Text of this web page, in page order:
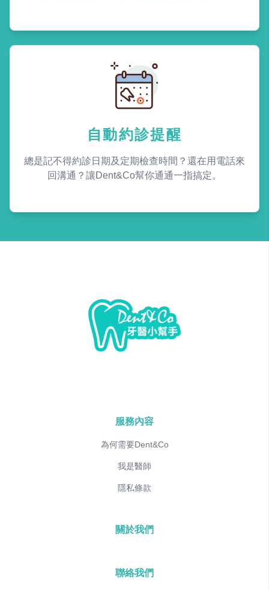
自動約診提醒
總是記不得約診日期及定期檢查時間？還在用電話來
回溝通？讓Dent&Co幫你通通一指搞定。
服務內容
為何需要Dent&Co
我是醫師
隱私條款
關於我們
聯絡我們